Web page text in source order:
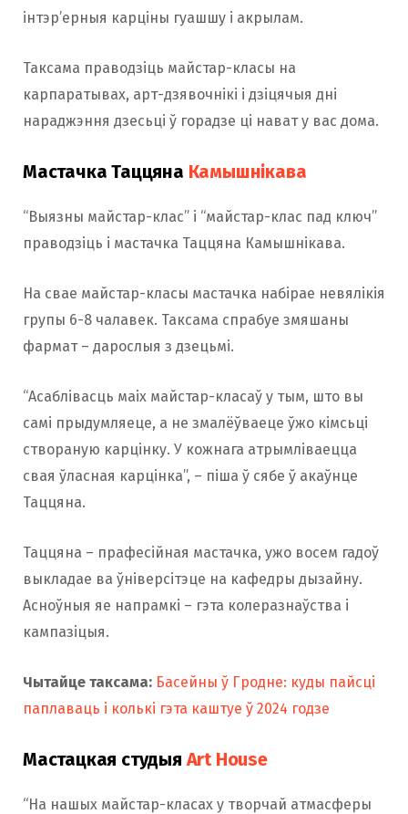
інтэр’ерныя карціны гуашшу і акрылам.
Таксама праводзіць майстар-класы на
карпаратывах, арт-дзявочнікі і дзіцячыя дні
нараджэння дзесьці ў горадзе ці нават у вас дома.
Мастачка Таццяна Камышнікава
“Выязны майстар-клас” і “майстар-клас пад ключ”
праводзіць і мастачка Таццяна Камышнікава.
На свае майстар-класы мастачка набірае невялікія
групы 6-8 чалавек. Таксама спрабуе змяшаны
фармат – дарослыя з дзецьмі.
“Асаблівасць маіх майстар-класаў у тым, што вы
самі прыдумляеце, а не змалёўваеце ўжо кімсьці
створаную карцінку. У кожнага атрымліваецца
свая ўласная карцінка”, – піша ў сябе ў акаўнце
Таццяна.
Таццяна – прафесійная мастачка, ужо восем гадоў
выкладае ва ўніверсітэце на кафедры дызайну.
Асноўныя яе напрамкі – гэта колеразнаўства і
кампазіцыя.
Чытайце таксама: Басейны ў Гродне: куды пайсці
паплаваць і колькі гэта каштуе ў 2024 годзе
Мастацкая студыяArt House
“На нашых майстар-класах у творчай атмасферы